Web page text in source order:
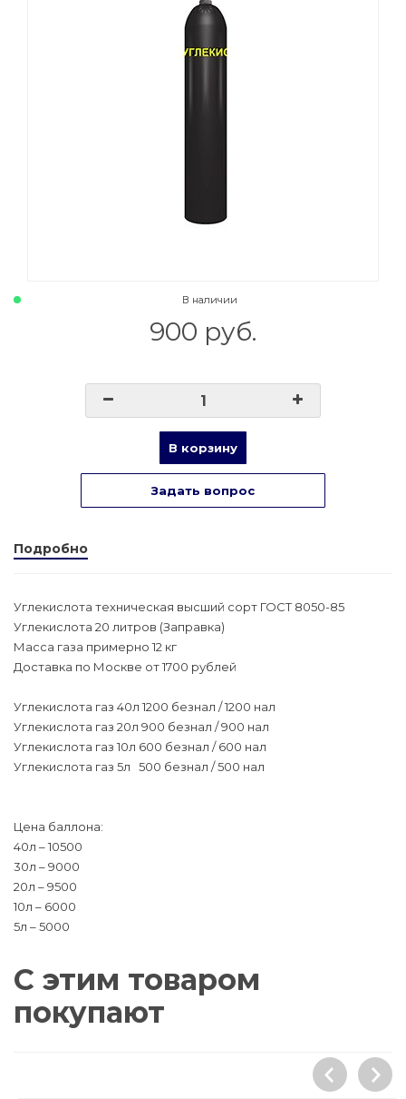
Товары маркетплейсов
В наличии
900 руб.
В корзину
Задать вопрос
Подробно
Углекислота техническая высший сорт ГОСТ 8050-85
Углекислота 20 литров (Заправка)
Масса газа примерно 12 кг
Доставка по Москве от 1700 рублей
Углекислота газ 40л 1200 безнал / 1200 нал
Углекислота газ 20л 900 безнал / 900 нал
Углекислота газ 10л 600 безнал / 600 нал
Углекислота газ 5л 500 безнал / 500 нал
Цена баллона:
40л – 10500
30л – 9000
20л – 9500
10л – 6000
5л – 5000
С этим товаром
покупают